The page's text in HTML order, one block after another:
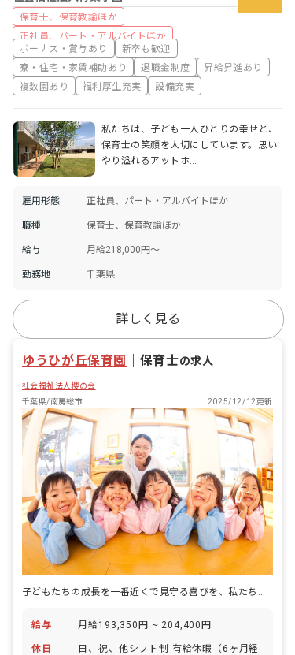
保育士、保育教諭ほか
正社員、パート・アルバイトほか
ボーナス・賞与あり
新卒も歓迎
寮・住宅・家賃補助あり
退職金制度
昇給昇進あり
複数園あり
福利厚生充実 設備充実
私たちは、子ども一人ひとりの幸せと、
保育士の笑顔を大切にしています。思い
やり溢れるアットホ…
雇用形態 正社員、パート・アルバイトほか
職種 保育士、保育教諭ほか
給与 月給218,000円～
勤務地 千葉県
詳しく見る
ゆうひが丘保育園 保育士の求人
社会福祉法人櫻の会
千葉県/南房総市
2025/12/12更新
子どもたちの成長を一番近くで見守る喜びを、私たちと一緒に分かち合いませんか？
給与 月給193,350円 ~ 204,400円
休日
日、祝、他シフト制 有給休暇（6ヶ月経